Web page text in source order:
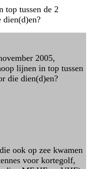
top tussen de 2
dien(d)en?
2005,
lijnen in top tussen
die dien(d)en?
ook op zee kwamen
voor kortegolf,